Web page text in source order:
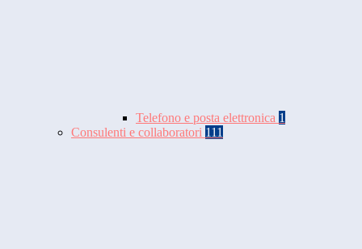
Telefono e posta elettronica 1
Consulenti e collaboratori 111